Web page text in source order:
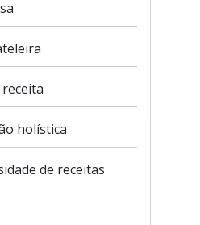
holística
de receitas